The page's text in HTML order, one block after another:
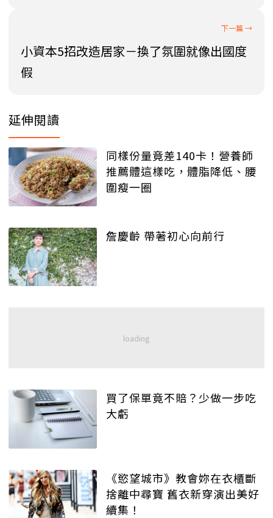
小資本5招改造居家－換了氛圍就像出國度
假
延伸閱讀
同樣份量竟差140卡！營養師
推薦體這樣吃，體脂降低、腰
圍瘦一圈
詹慶齡 帶著初心向前行
買了保單竟不賠？少做一步吃
大虧
《慾望城市》教會妳在衣櫃斷
捨離中尋寶 舊衣新穿演出美好
續集！